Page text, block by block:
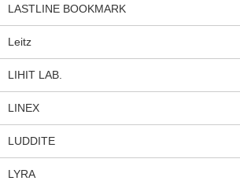
LASTLINE BOOKMARK
Leitz
LIHIT LAB.
LINEX
LUDDITE
LYRA